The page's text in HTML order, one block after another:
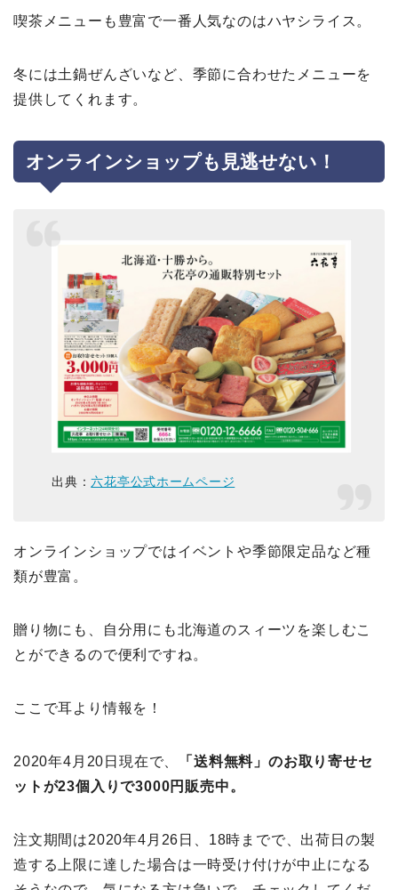
喫茶メニューも豊富で一番人気なのはハヤシライス。
冬には土鍋ぜんざいなど、季節に合わせたメニューを
提供してくれます。
オンラインショップも見逃せない！
出典：六花亭公式ホームページ
オンラインショップではイベントや季節限定品など種
類が豊富。
贈り物にも、自分用にも北海道のスィーツを楽しむこ
とができるので便利ですね。
ここで耳より情報を！
2020年4月20日現在で、
「送料無料」のお取り寄せセ
ットが23個入りで3000円販売中。
注文期間は2020年4月26日、18時までで、出荷日の製
造する上限に達した場合は一時受け付けが中止になる